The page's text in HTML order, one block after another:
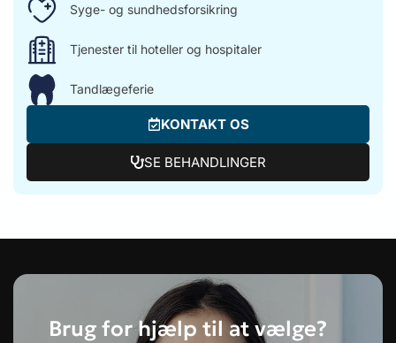
Syge- og sundhedsforsikring
Tjenester til hoteller og hospitaler
Tandlægeferie
KONTAKT OS
SE BEHANDLINGER
Brug for hjælp til at vælge?